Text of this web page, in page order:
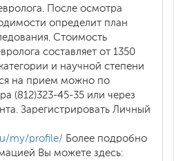
После осмотра
определит план
Стоимость
составляет от 1350
и научной степени
на прием можно по
(812)323-45-35 или через
Зарегистрировать Личный
my/profile/ Более подробно
Вы можете здесь: